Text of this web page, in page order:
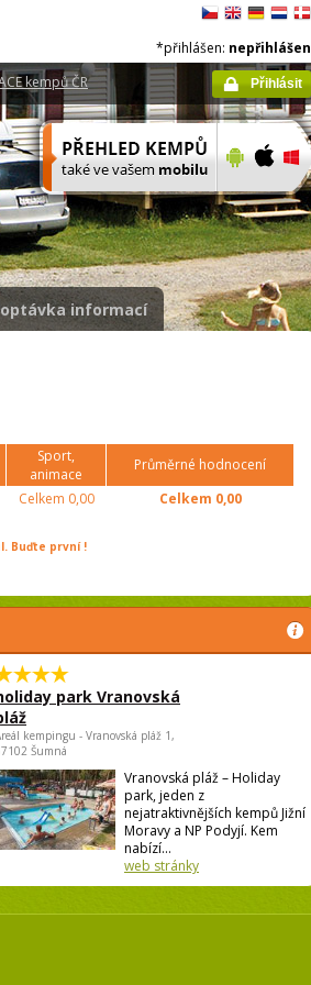
kempů ČR
*přihlášen: nepřihlášen
Přihlásit
informací
Sport,
animace
Průměrné hodnocení
Celkem 0,00 Celkem 0,00
Buďte první !
park Vranovská
kempingu - Vranovská pláž 1,
Šumná
Vranovská pláž – Holiday
park, jeden z
nejatraktivnějších kempů Jižní
Moravy a NP Podyjí. Kem
nabízí...
web stránky